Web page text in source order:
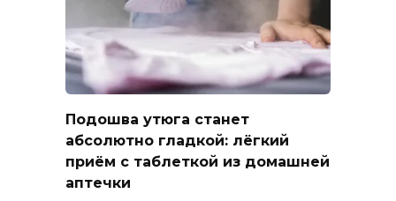
Подошва утюга станет
абсолютно гладкой: лёгкий
приём с таблеткой из домашней
аптечки